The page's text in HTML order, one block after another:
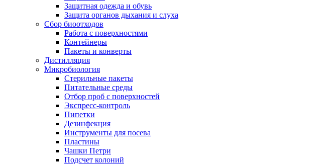
Защитная одежда и обувь
Защита органов дыхания и слуха
Сбор биоотходов
Работа с поверхностями
Контейнеры
Пакеты и конверты
Дистилляция
Микробиология
Стерильные пакеты
Питательные среды
Отбор проб с поверхностей
Экспресс-контроль
Пипетки
Дезинфекция
Инструменты для посева
Пластины
Чашки Петри
Подсчет колоний